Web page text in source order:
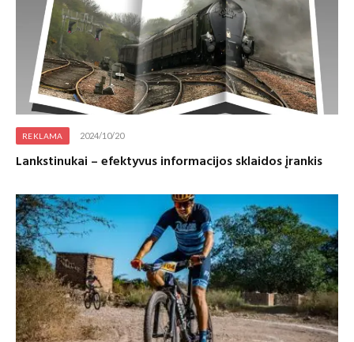
REKLAMA 2024/10/20
Lankstinukai – efektyvus informacijos sklaidos įrankis